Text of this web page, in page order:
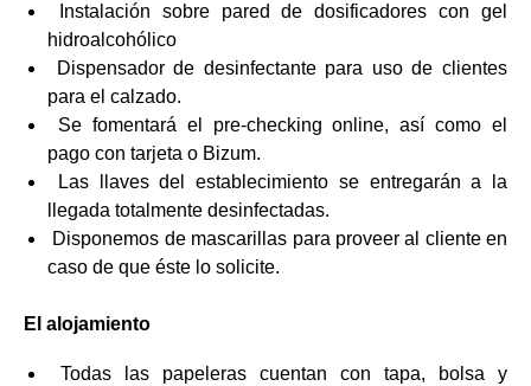
Instalación sobre pared de dosificadores con gel
hidroalcohólico
Dispensador de desinfectante para uso de clientes
para el calzado.
Se fomentará el pre-checking online, así como el
pago con tarjeta o Bizum.
Las llaves del establecimiento se entregarán a la
llegada totalmente desinfectadas.
Disponemos de mascarillas para proveer al cliente en
caso de que éste lo solicite.
El alojamiento
Todas las papeleras cuentan con tapa, bolsa y